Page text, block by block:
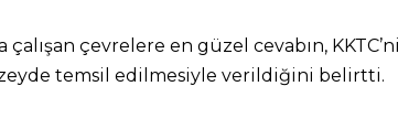
çalışan çevrelere en güzel cevabın,
temsil edilmesiyle verildiğini belirtti.